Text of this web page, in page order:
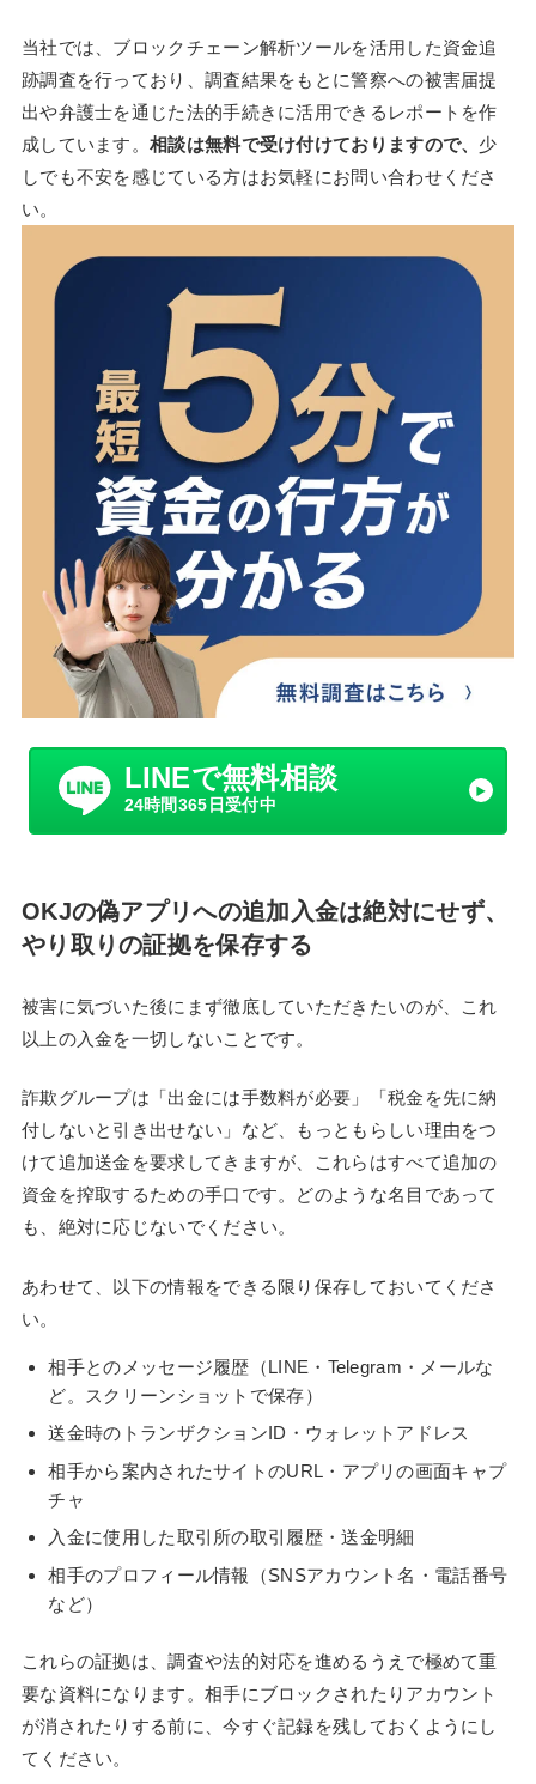
当社では、ブロックチェーン解析ツールを活用した資金追
跡調査を行っており、調査結果をもとに警察への被害届提
出や弁護士を通じた法的手続きに活用できるレポートを作
成しています。相談は無料で受け付けておりますので、 少
しでも不安を感じている方はお気軽にお問い合わせくださ
い。
LINEで無料相談
24時間365日受付中
OKJの偽アプリへの追加入金は絶対にせず、
やり取りの証拠を保存する
被害に気づいた後にまず徹底していただきたいのが、これ
以上の入金を一切しないことです。
詐欺グループは「出金には手数料が必要」「税金を先に納
付しないと引き出せない」など、もっともらしい理由をつ
けて追加送金を要求してきますが、これらはすべて追加の
資金を搾取するための手口です。どのような名目であって
も、絶対に応じないでください。
あわせて、以下の情報をできる限り保存しておいてくださ
い。
相手とのメッセージ履歴（LINE・Telegram・メールな
ど。スクリーンショットで保存）
送金時のトランザクションID・ウォレットアドレス
相手から案内されたサイトのURL・アプリの画面キャプ
チャ
入金に使用した取引所の取引履歴・送金明細
相手のプロフィール情報（SNSアカウント名・電話番号
など）
これらの証拠は、調査や法的対応を進めるうえで極めて重
要な資料になります。相手にブロックされたりアカウント
が消されたりする前に、今すぐ記録を残しておくようにし
てください。